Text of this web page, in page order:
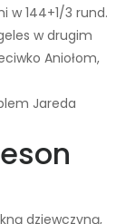
w 144+1/3 rund.
w drugim
Aniołom,
Jareda
dziewczyną,